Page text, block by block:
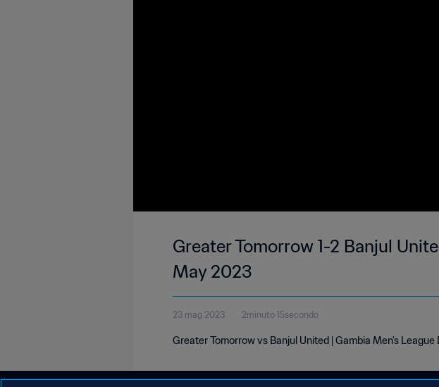
Greater Tomorrow 1-2 Banjul
May 2023
23 mag 2023 2minuto 15secondo
Greater Tomorrow vs Banjul United | Gambia Men's